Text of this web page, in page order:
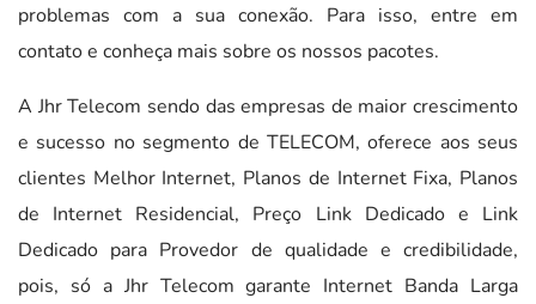
problemas com a sua conexão. Para isso, entre em
contato e conheça mais sobre os nossos pacotes.
A Jhr Telecom sendo das empresas de maior crescimento
e sucesso no segmento de TELECOM, oferece aos seus
clientes Melhor Internet, Planos de Internet Fixa, Planos
de Internet Residencial, Preço Link Dedicado e Link
Dedicado para Provedor de qualidade e credibilidade,
pois, só a Jhr Telecom garante Internet Banda Larga